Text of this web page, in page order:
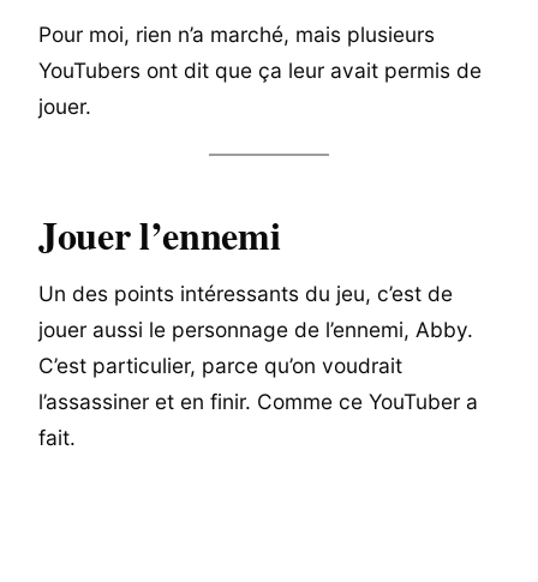
Pour moi, rien n’a marché, mais plusieurs
YouTubers ont dit que ça leur avait permis de
jouer.
Jouer l’ennemi
Un des points intéressants du jeu, c’est de
jouer aussi le personnage de l’ennemi, Abby.
C’est particulier, parce qu’on voudrait
l’assassiner et en finir. Comme ce YouTuber a
fait.